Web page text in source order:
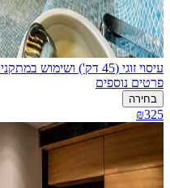
עיסוי זוגי (45 דק') ושימוש במתקנים
פרטים נוספים
בחירה
₪325